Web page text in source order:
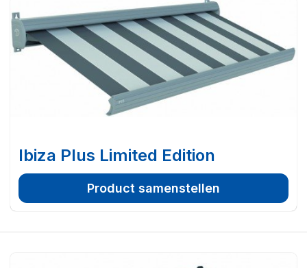
Ibiza Plus Limited Edition
Product samenstellen